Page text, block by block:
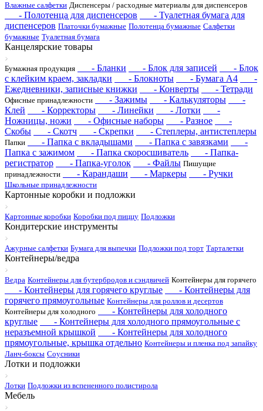
Влажные салфетки Диспенсеры / расходные материалы для диспенсеров
- Полотенца для диспенсеров
- Туалетная бумага для
диспенсеров Платочки бумажные Полотенца бумажные Салфетки
бумажные Туалетная бумага
Канцелярские товары
Бумажная продукция - Бланки - Блок для записей
- Блок
с клейким краем, закладки
- Блокноты - Бумага А4
-
Ежедневники, записные книжки
- Конверты - Тетради
Офисные принадлежности - Зажимы - Калькуляторы
-
Клей
- Корректоры - Линейки - Лотки
-
Ножницы, ножи
- Офисные наборы - Разное
-
Скобы
- Скотч - Скрепки - Степлеры, антистеплеры
Папки - Папка с вкладышами - Папка с завязками
-
Папка с зажимом
- Папка скоросшиватель
- Папка-
регистратор
- Папка-уголок - Файлы Пишущие
принадлежности
- Карандаши - Маркеры - Ручки
Школьные принадлежности
Картонные коробки и подложки
Картонные коробки Коробки под пиццу Подложки
Кондитерские инструменты
Ажурные салфетки Бумага для выпечки Подложки под торт Тарталетки
Контейнеры/ведра
Ведра Контейнеры для бутербродов и сэндвичей Контейнеры для горячего
- Контейнеры для горячего круглые
- Контейнеры для
горячего прямоугольные Контейнеры для роллов и десертов
Контейнеры для холодного
- Контейнеры для холодного
круглые
- Контейнеры для холодного прямоугольные с
неразъемной крышкой
- Контейнеры для холодного
прямоугольные, крышка отдельно Контейнеры и пленка под запайку
Ланч-боксы Соусники
Лотки и подложки
Лотки Подложки из вспененного полистирола
Мебель